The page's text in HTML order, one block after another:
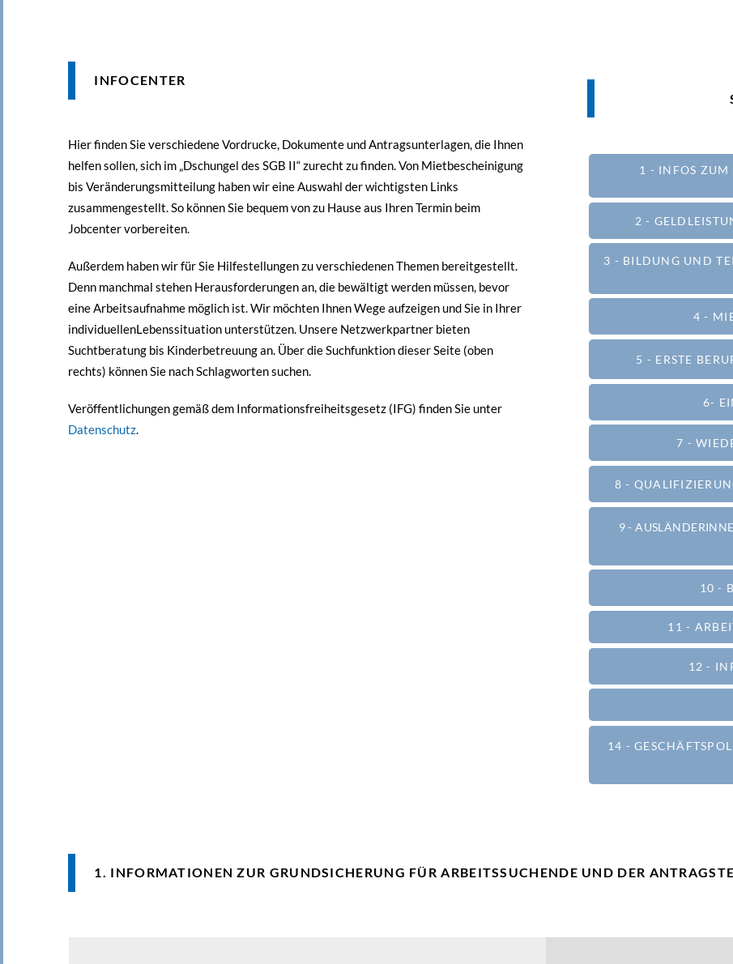
INFOCENTER
Hier finden Sie verschiedene Vordrucke, Dokumente und Antragsunterlagen, die Ihnen
helfen sollen, sich im „Dschungel des SGB II“ zurecht zu finden. Von Mietbescheinigung
bis Veränderungsmitteilung haben wir eine Auswahl der wichtigsten Links
zusammengestellt. So können Sie bequem von zu Hause aus Ihren Termin beim
Jobcenter vorbereiten.
Außerdem haben wir für Sie Hilfestellungen zu verschiedenen Themen bereitgestellt.
Denn manchmal stehen Herausforderungen an, die bewältigt werden müssen, bevor
eine Arbeitsaufnahme möglich ist. Wir möchten Ihnen Wege aufzeigen und Sie in Ihrer
individuellenLebenssituation unterstützen. Unsere Netzwerkpartner bieten
Suchtberatung bis Kinderbetreuung an. Über die Suchfunktion dieser Seite (oben
rechts) können Sie nach Schlagworten suchen.
Veröffentlichungen gemäß dem Informationsfreiheitsgesetz (IFG) finden Sie unter
Datenschutz.
1 - INFOS ZUM
2 -
3 - BILDUNG UND
4 -
5 - ERSTE
6-
7 -
8 -
9 -
10 -
11 -
12 -
14 -
1. INFORMATIONEN ZUR GRUNDSICHERUNG FÜR ARBEITSSUCHENDE UND DER